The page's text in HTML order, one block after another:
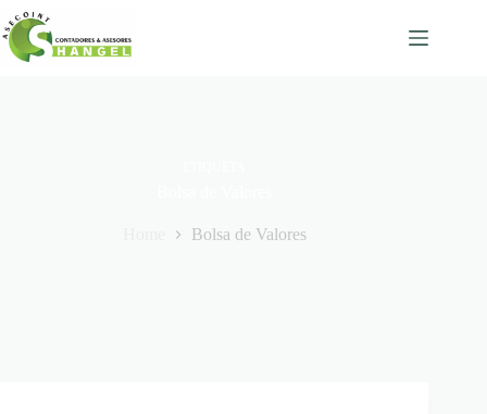
Skip
to
content
Bolsa de Valores